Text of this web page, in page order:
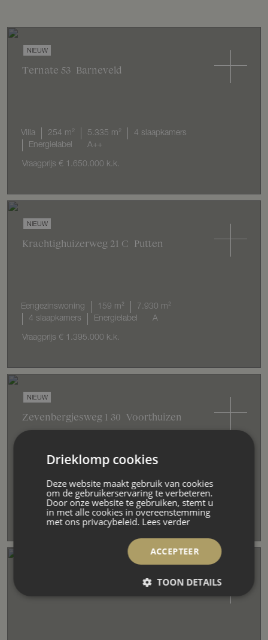
NIEUW
Ternate 53 Barneveld
Vraagprijs € 1.650.000 k.k.
Villa 254 m² 5.335 m²
4 slaapkamers
Energielabel
A++
NIEUW
Krachtighuizerweg 21 C Putten
Vraagprijs € 1.395.000 k.k.
Eengezinswoning 159 m²
7.930 m²
4 slaapkamers
Energielabel A
NIEUW
Zevenbergjesweg 1 30 Voorthuizen
Vraagprijs€ 349.000k.k.
Bungalow 77 m² 1.177 m²
2 slaapkamers
Energielabel
C
Barneveld
Drieklomp cookies
Deze website maakt gebruik van cookies
om de gebruikerservaring te verbeteren.
Door onze website te gebruiken, stemt u
in met alle cookies in overeenstemming
met ons privacybeleid. Lees verder
ACCEPTEER
TOON DETAILS